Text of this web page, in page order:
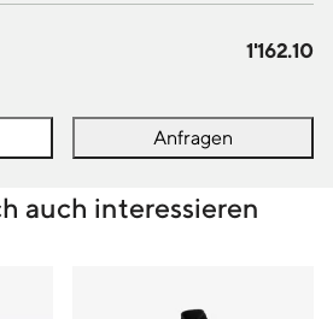
1'162.10
Anfragen
auch interessieren